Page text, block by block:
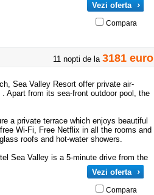
Vezi oferta
Compara
11 nopti de la 3181 euro
Sea Valley Resort offer private air-
Apart from its sea-front outdoor pool, the
a private terrace which enjoys beautiful
Wi-Fi, Free Netflix in all the rooms and
roofs and hot-water showers.
Sea Valley is a 5-minute drive from the
Vezi oferta
Compara